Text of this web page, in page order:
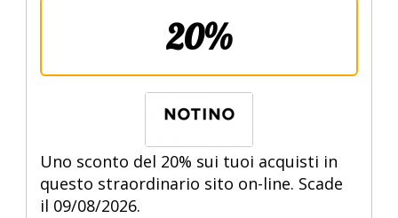
20%
Uno sconto del 20% sui tuoi acquisti in
questo straordinario sito on-line. Scade
il 09/08/2026.